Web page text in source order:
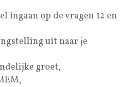
ingaan op de vragen 12 en
uit naar je
groet,